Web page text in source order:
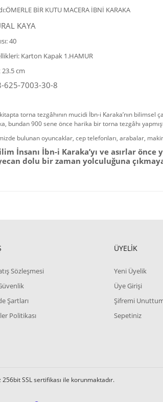
ÖMERLE BİR KUTU MACERA İBNİ KARAKA
KAYA
40
Karton Kapak 1.HAMUR
23.5 cm
625-7003-30-8
torna tezgâhının mucidi İbn-i Karaka’nın bilimsel
bundan 900 sene önce harika bir torna tezgâhı
bulunan oyuncaklar, cep telefonları, arabalar,
İnsanı İbn-i Karaka’yı ve asırlar önce
dolu bir zaman yolculuğuna
Sözleşmesi
Şartları
Politikası
ÜYELİK
Yeni Üyelik
Üye Girişi
Şifremi
Sepetiniz
SSL sertifikası ile korunmaktadır.